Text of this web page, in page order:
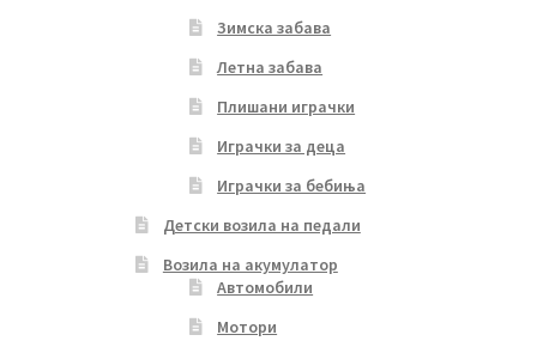
Зимска забава
Летна забава
Плишани играчки
Играчки за деца
Играчки за бебиња
Детски возила на педали
Возила на акумулатор
Автомобили
Мотори